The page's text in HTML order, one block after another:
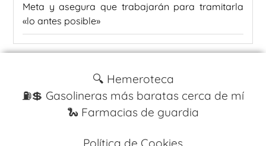
Meta y asegura que trabajarán para tramitarla
«lo antes posible»
🔍 Hemeroteca
⛽️💲 Gasolineras más baratas cerca de mí
🐍 Farmacias de guardia